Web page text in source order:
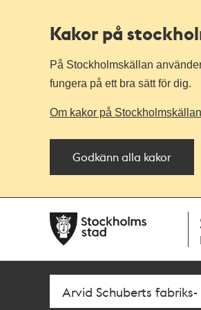
Kakor på
På Stockholmskällan
fungera på ett bra sätt för dig.
Om kakor på Stockholmskällan
Godkänn alla kakor
navigationen
huvudinnehållet
Sök